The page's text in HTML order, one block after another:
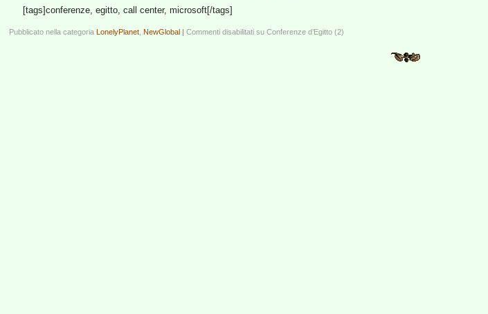
[tags]conferenze, egitto, call center, microsoft[/tags]
Pubblicato nella categoria LonelyPlanet NewGlobal | Commenti disabilitati su Conferenze d’Egitto (2)